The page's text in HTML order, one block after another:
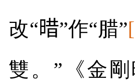
改“𣈏”作“腊”
雙。”《金